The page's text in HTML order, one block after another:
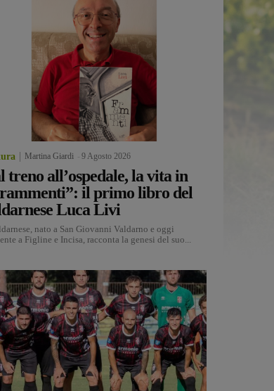
Martina Giardi 9 Agosto 2026
treno all’ospedale, la vita in
il primo libro del
Luca Livi
nato a San Giovanni Valdarno e oggi
a Figline e Incisa, racconta la genesi del suo...